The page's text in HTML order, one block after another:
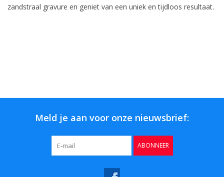
zandstraal gravure en geniet van een uniek en tijdloos resultaat.
Meld je aan voor onze nieuwsbrief:
ABONNEER